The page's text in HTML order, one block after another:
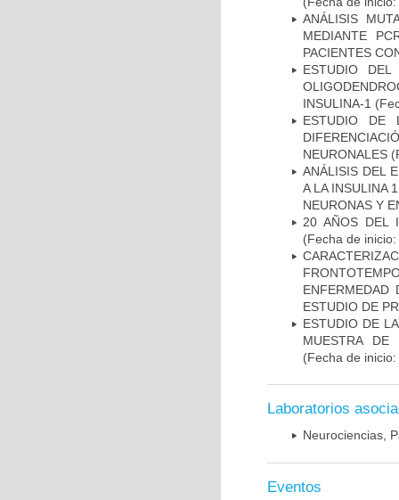
ANÁLISIS
MEDIANTE
PACIENTES
ESTUDIO
INSULINA-1
ESTUDIO DE
NEURONALES
ANÁLISIS DEL
A LA INSULINA
NEURONAS Y
20 AÑOS DEL
(Fecha de
ENFERMEDAD
ESTUDIO DE
ESTUDIO DE
MUESTRA DE
(Fecha de
Laboratorios
Neurociencias,
Eventos